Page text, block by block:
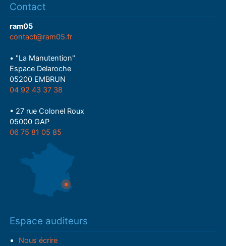
Contact
ram05
contact@ram05.fr
• "La Manutention"
Espace Delaroche
05200 EMBRUN
04 92 43 37 38
• 27 rue Colonel Roux
05000 GAP
06 75 81 05 85
Espace auditeurs
Nous écrire